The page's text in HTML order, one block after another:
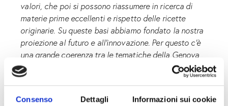
Consenso Dettagli Informazioni sui cookie
valori, che poi si possono riassumere in ricerca di
materie prime eccellenti e rispetto delle ricette
originarie. Su queste basi abbiamo fondato la nostra
proiezione al futuro e all’innovazione. Per questo c’è
una grande coerenza tra le tematiche della Genova
BeDesign Week e la nostra presenza all’evento”.
Il Biscottificio Grondona presidierà come azienda
espositrice alcuni punti strategici della BeDesign